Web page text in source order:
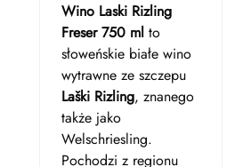
Wino Laski Rizling
Freser 750 mlto
słoweńskie białe wino
wytrawne ze szczepu
Laški Rizling, znanego
także jako
Welschriesling.
Pochodzi z regionu